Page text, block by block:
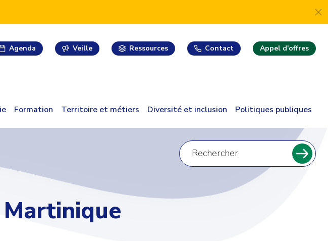
Agenda Veille Ressources Contact Appel d'offres
Formation Territoire et métiers Diversité et inclusion Politiques publiques
Recherche
pour